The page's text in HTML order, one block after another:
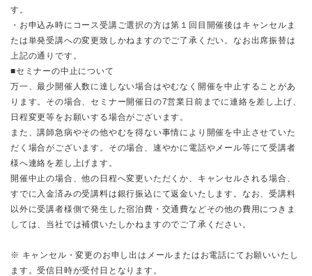
す。
・お申込み時にコース受講ご選択の方は第１回目開催後はキャンセルま
たは単発受講への変更致しかねますのでご了承くだい。なお出席振替は
上記の通りです。
■セミナーの中止について
万一、最少開催人数に達しない場合はやむなく開催を中止することがあ
ります。その場合、セミナー開催日の7営業日前までに連絡を差し上げ、
日程変更等をお願いする場合がございます。
また、講師急病やその他やむを得ない事情により開催を中止させていた
だく場合がございます。その場合、速やかに電話やメール等にて受講者
様へ連絡を差し上げます。
開催中止の場合、他の日程へ変更いただくか、キャンセルされる場合、
すでに入金済みの受講料は銀行振込にて返金いたします。なお、受講料
以外に受講者様側で発生した宿泊費・交通費などその他の費用につきま
しては、当社では補償いたしかねますのでご了承ください。
※ キャンセル・変更のお申し出はメールまたはお電話にてお願いいたし
ます。受信日時が受付日となります。